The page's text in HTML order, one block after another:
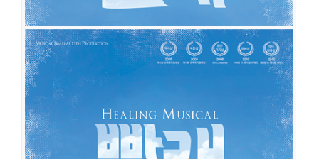
빨래
공연일시
2018-05-06 ~ 2019-01-06
공연장
동양예술극장 1관
출연진
진태화김여진초아(허민진)최정화 허순미류
경환 이정현 박정표정평박정민유동훈 구다빈서태인 조민정